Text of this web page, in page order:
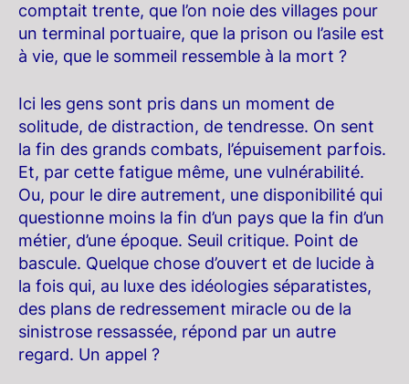
comptait trente, que l’on noie des villages pour
un terminal portuaire, que la prison ou l’asile est
à vie, que le sommeil ressemble à la mort ?
Ici les gens sont pris dans un moment de
solitude, de distraction, de tendresse. On sent
la fin des grands combats, l’épuisement parfois.
Et, par cette fatigue même, une vulnérabilité.
Ou, pour le dire autrement, une disponibilité qui
questionne moins la fin d’un pays que la fin d’un
métier, d’une époque. Seuil critique. Point de
bascule. Quelque chose d’ouvert et de lucide à
la fois qui, au luxe des idéologies séparatistes,
des plans de redressement miracle ou de la
sinistrose ressassée, répond par un autre
regard. Un appel ?